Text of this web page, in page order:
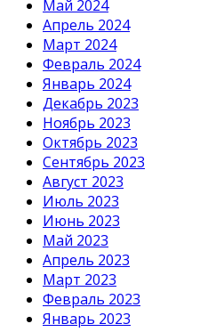
Май 2024
Апрель 2024
Март 2024
Февраль 2024
Январь 2024
Декабрь 2023
Ноябрь 2023
Октябрь 2023
Сентябрь 2023
Август 2023
Июль 2023
Июнь 2023
Май 2023
Апрель 2023
Март 2023
Февраль 2023
Январь 2023